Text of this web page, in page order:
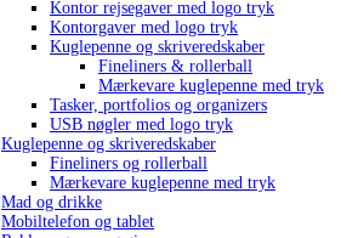
Kontor rejsegaver med logo tryk
Kontorgaver med logo tryk
Kuglepenne og skriveredskaber
Fineliners & rollerball
Mærkevare kuglepenne med tryk
Tasker, portfolios og organizers
USB nøgler med logo tryk
Kuglepenne og skriveredskaber
Fineliners og rollerball
Mærkevare kuglepenne med tryk
Mad og drikke
Mobiltelefon og tablet